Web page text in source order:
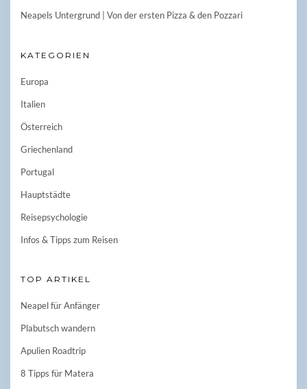
Neapels Untergrund | Von der ersten Pizza & den Pozzari
KATEGORIEN
Europa
Italien
Österreich
Griechenland
Portugal
Hauptstädte
Reisepsychologie
Infos & Tipps zum Reisen
TOP ARTIKEL
Neapel für Anfänger
Plabutsch wandern
Apulien Roadtrip
8 Tipps für Matera